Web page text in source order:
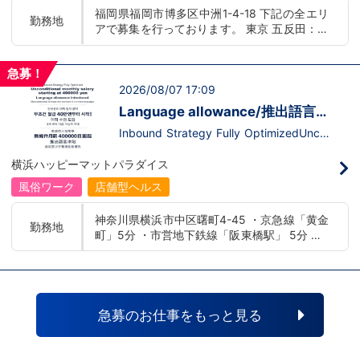
でおります。詳しくは、弊社社長がお答え
している動画をお店ページにアップしてお
りますのでご確認ください！安心安全に働
なたのなりたい未来をハピネス＆ドリーム
おります。
勤務地
福岡県福岡市博多区中洲1-4-18 下記の全エリ
アで募集を行っております。 東京 五反田：五
反田駅から徒歩2分 池袋：池袋駅西口から徒
水戸駅からバス5分 福岡 福岡：中洲川端駅か
ら徒歩8分 北海道 札幌：すすきの駅から徒歩
松山道後温泉 沖縄 沖縄：那覇市※出店準備中
はWEB面接対応しております
急募！
2026/08/07 17:09
Language allowance/推出語言津
貼/어학 수당 도입
Inbound Strategy Fully OptimizedUncon
00 yenLanguage allowance introduced
More preferential for those who are fluen
t in 3 or more languages인바운드 대책 철
저 공략무조건 월급 40만엔부터 시작!어
底的入站策略無條件月薪 400,000 日圓起
推出語言津貼能說至少三種語言者優先
横浜ハッピーマットパラダイス
風俗ワーク
店舗型ヘルス
勤務地
神奈川県横浜市中区曙町4-45 ・京急線「黄金
町」5分 ・市営地下鉄線「阪東橋駅」 5分 ・J
R線「関内駅」15分
急募のお仕事をもっと見る